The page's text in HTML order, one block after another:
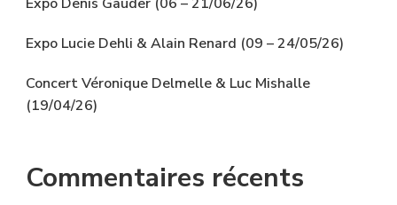
Expo Denis Gauder (06 – 21/06/26)
Expo Lucie Dehli & Alain Renard (09 – 24/05/26)
Concert Véronique Delmelle & Luc Mishalle
(19/04/26)
Commentaires récents